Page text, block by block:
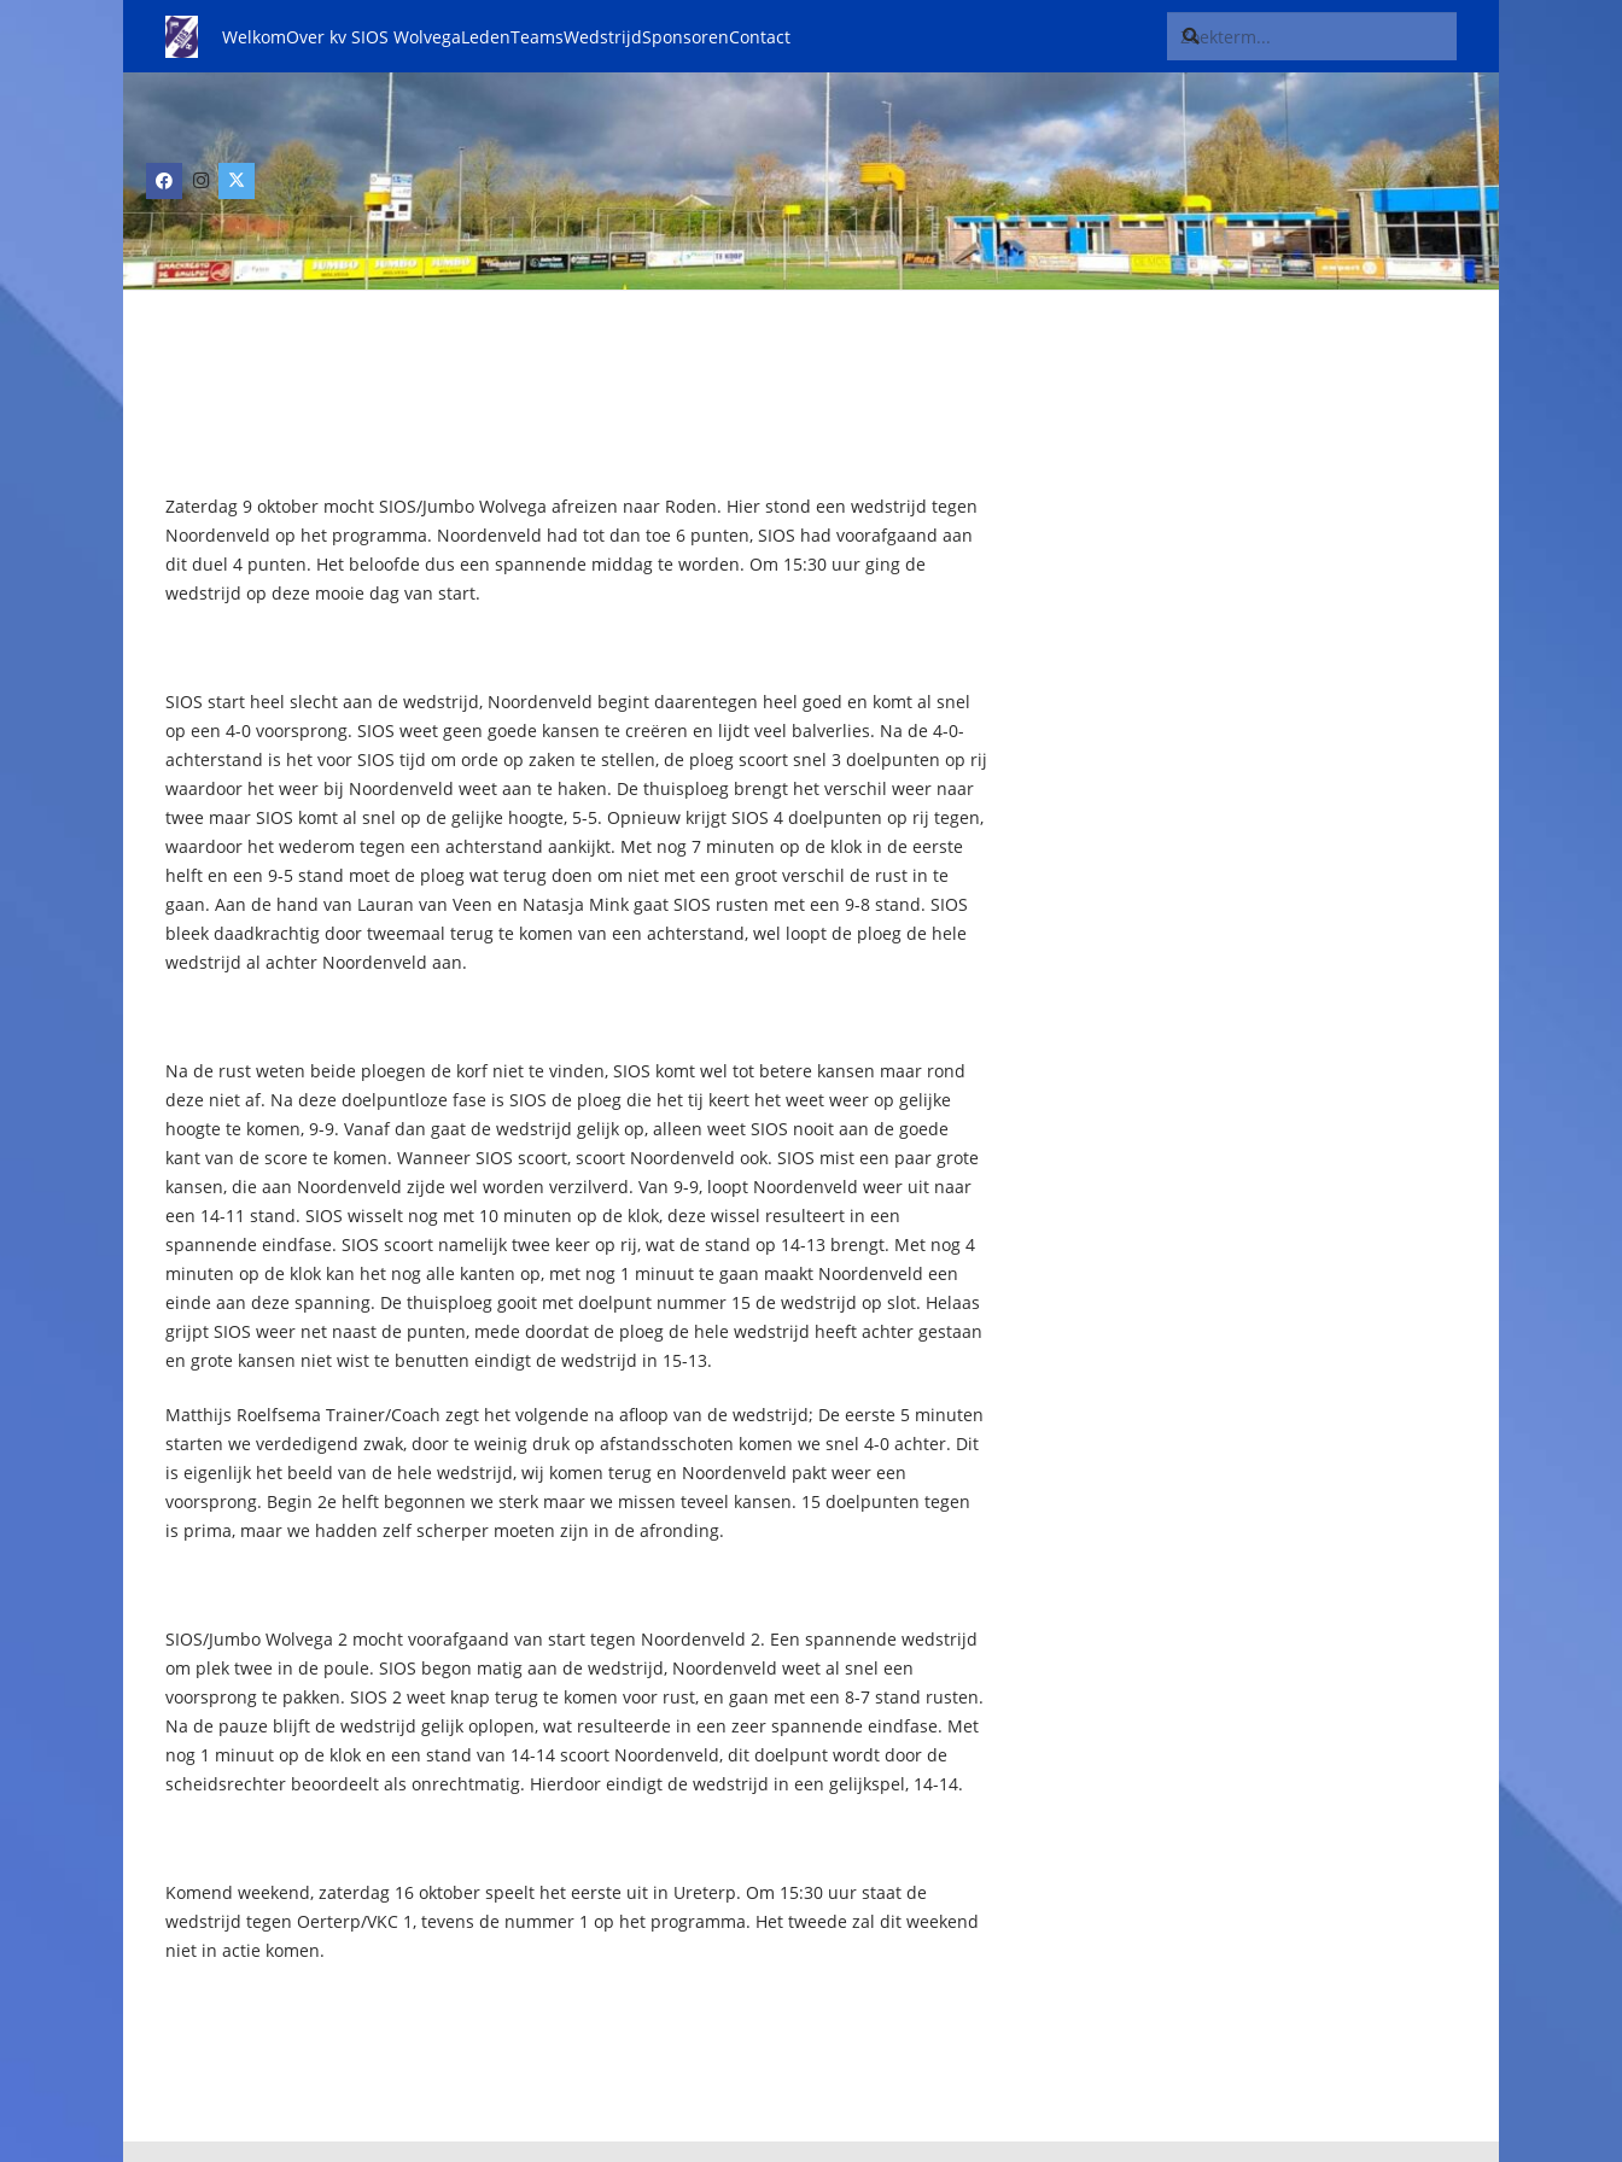
WelkomOver kv SIOS WolvegaLedenTeamsWedstrijdSponsorenContact
Zaterdag 9 oktober mocht SIOS/Jumbo Wolvega afreizen naar Roden. Hier stond een wedstrijd tegen
Noordenveld op het programma. Noordenveld had tot dan toe 6 punten, SIOS had voorafgaand aan
dit duel 4 punten. Het beloofde dus een spannende middag te worden. Om 15:30 uur ging de
wedstrijd op deze mooie dag van start.
SIOS start heel slecht aan de wedstrijd, Noordenveld begint daarentegen heel goed en komt al snel
op een 4-0 voorsprong. SIOS weet geen goede kansen te creëren en lijdt veel balverlies. Na de 4-0-
achterstand is het voor SIOS tijd om orde op zaken te stellen, de ploeg scoort snel 3 doelpunten op rij
waardoor het weer bij Noordenveld weet aan te haken. De thuisploeg brengt het verschil weer naar
twee maar SIOS komt al snel op de gelijke hoogte, 5-5. Opnieuw krijgt SIOS 4 doelpunten op rij tegen,
waardoor het wederom tegen een achterstand aankijkt. Met nog 7 minuten op de klok in de eerste
helft en een 9-5 stand moet de ploeg wat terug doen om niet met een groot verschil de rust in te
gaan. Aan de hand van Lauran van Veen en Natasja Mink gaat SIOS rusten met een 9-8 stand. SIOS
bleek daadkrachtig door tweemaal terug te komen van een achterstand, wel loopt de ploeg de hele
wedstrijd al achter Noordenveld aan.
Na de rust weten beide ploegen de korf niet te vinden, SIOS komt wel tot betere kansen maar rond
deze niet af. Na deze doelpuntloze fase is SIOS de ploeg die het tij keert het weet weer op gelijke
hoogte te komen, 9-9. Vanaf dan gaat de wedstrijd gelijk op, alleen weet SIOS nooit aan de goede
kant van de score te komen. Wanneer SIOS scoort, scoort Noordenveld ook. SIOS mist een paar grote
kansen, die aan Noordenveld zijde wel worden verzilverd. Van 9-9, loopt Noordenveld weer uit naar
een 14-11 stand. SIOS wisselt nog met 10 minuten op de klok, deze wissel resulteert in een
spannende eindfase. SIOS scoort namelijk twee keer op rij, wat de stand op 14-13 brengt. Met nog 4
minuten op de klok kan het nog alle kanten op, met nog 1 minuut te gaan maakt Noordenveld een
einde aan deze spanning. De thuisploeg gooit met doelpunt nummer 15 de wedstrijd op slot. Helaas
grijpt SIOS weer net naast de punten, mede doordat de ploeg de hele wedstrijd heeft achter gestaan
en grote kansen niet wist te benutten eindigt de wedstrijd in 15-13.
Matthijs Roelfsema Trainer/Coach zegt het volgende na afloop van de wedstrijd; De eerste 5 minuten
starten we verdedigend zwak, door te weinig druk op afstandsschoten komen we snel 4-0 achter. Dit
is eigenlijk het beeld van de hele wedstrijd, wij komen terug en Noordenveld pakt weer een
voorsprong. Begin 2e helft begonnen we sterk maar we missen teveel kansen. 15 doelpunten tegen
is prima, maar we hadden zelf scherper moeten zijn in de afronding.
SIOS/Jumbo Wolvega 2 mocht voorafgaand van start tegen Noordenveld 2. Een spannende wedstrijd
om plek twee in de poule. SIOS begon matig aan de wedstrijd, Noordenveld weet al snel een
voorsprong te pakken. SIOS 2 weet knap terug te komen voor rust, en gaan met een 8-7 stand rusten.
Na de pauze blijft de wedstrijd gelijk oplopen, wat resulteerde in een zeer spannende eindfase. Met
nog 1 minuut op de klok en een stand van 14-14 scoort Noordenveld, dit doelpunt wordt door de
scheidsrechter beoordeelt als onrechtmatig. Hierdoor eindigt de wedstrijd in een gelijkspel, 14-14.
Komend weekend, zaterdag 16 oktober speelt het eerste uit in Ureterp. Om 15:30 uur staat de
wedstrijd tegen Oerterp/VKC 1, tevens de nummer 1 op het programma. Het tweede zal dit weekend
niet in actie komen.